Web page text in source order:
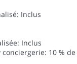
Inclus
Inclus
conciergerie: 10 %